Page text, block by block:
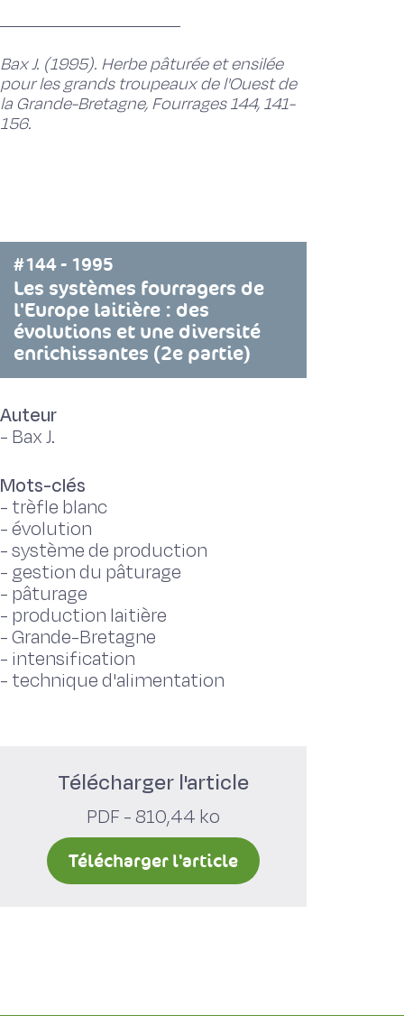
Bax J. (1995). Herbe pâturée et ensilée
pour les grands troupeaux de l'Ouest de
la Grande-Bretagne, Fourrages 144, 141-
156.
#144 - 1995
Les systèmes fourragers de
l'Europe laitière : des
évolutions et une diversité
enrichissantes (2e partie)
Auteur
- Bax J.
Mots-clés
- trèfle blanc
-évolution
-système de production
- gestion du pâturage
- pâturage
- production laitière
-Grande-Bretagne
- intensification
- technique d'alimentation
Télécharger l'article
PDF - 810,44 ko
Télécharger l'article